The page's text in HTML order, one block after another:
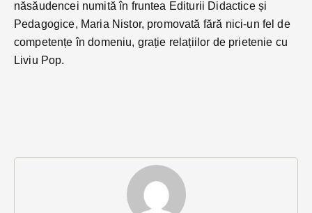
năsăudencei numită în fruntea Editurii Didactice și
Pedagogice, Maria Nistor, promovată fără nici-un fel de
competențe în domeniu, grație relațiilor de prietenie cu
Liviu Pop.